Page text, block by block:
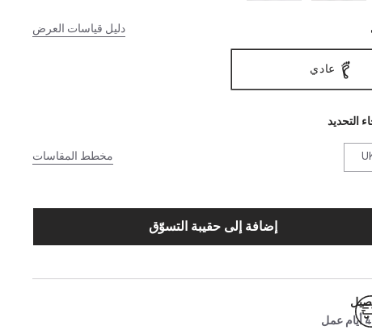
دليل قياسات العرض
عادي
مخطط المقاسات
التحديد
إضافة إلى حقيبة التسوّق